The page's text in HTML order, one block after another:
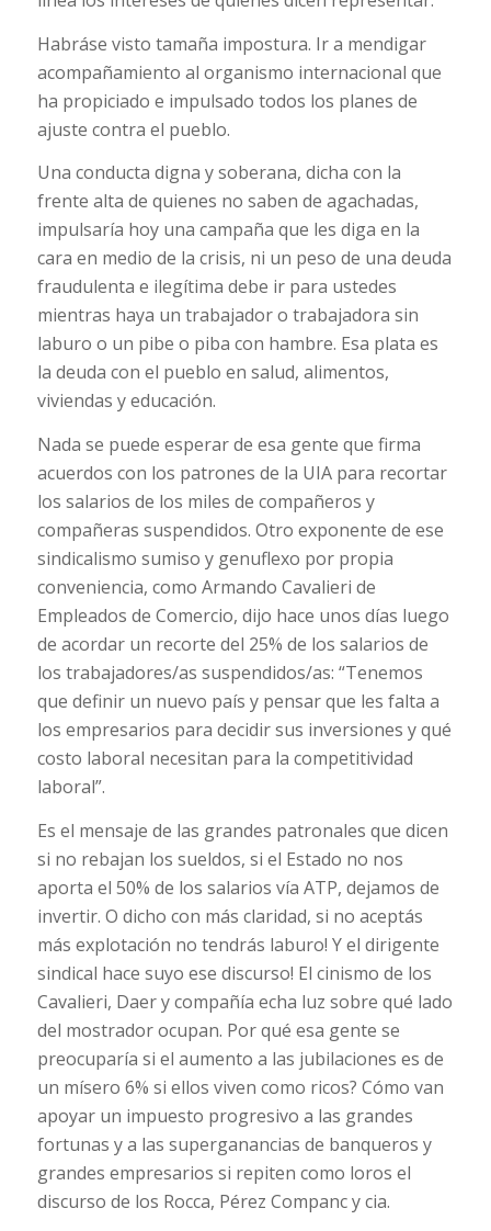
Habráse visto tamaña impostura. Ir a mendigar
acompañamiento al organismo internacional que
ha propiciado e impulsado todos los planes de
ajuste contra el pueblo.
Una conducta digna y soberana, dicha con la
frente alta de quienes no saben de agachadas,
impulsaría hoy una campaña que les diga en la
cara en medio de la crisis, ni un peso de una deuda
fraudulenta e ilegítima debe ir para ustedes
mientras haya un trabajador o trabajadora sin
laburo o un pibe o piba con hambre. Esa plata es
la deuda con el pueblo en salud, alimentos,
viviendas y educación.
Nada se puede esperar de esa gente que firma
acuerdos con los patrones de la UIA para recortar
los salarios de los miles de compañeros y
compañeras suspendidos. Otro exponente de ese
sindicalismo sumiso y genuflexo por propia
conveniencia, como Armando Cavalieri de
Empleados de Comercio, dijo hace unos días luego
de acordar un recorte del 25% de los salarios de
los trabajadores/as suspendidos/as: “Tenemos
que definir un nuevo país y pensar que les falta a
los empresarios para decidir sus inversiones y qué
costo laboral necesitan para la competitividad
laboral”.
Es el mensaje de las grandes patronales que dicen
si no rebajan los sueldos, si el Estado no nos
aporta el 50% de los salarios vía ATP, dejamos de
invertir. O dicho con más claridad, si no aceptás
más explotación no tendrás laburo! Y el dirigente
sindical hace suyo ese discurso! El cinismo de los
Cavalieri, Daer y compañía echa luz sobre qué lado
del mostrador ocupan. Por qué esa gente se
preocuparía si el aumento a las jubilaciones es de
un mísero 6% si ellos viven como ricos? Cómo van
apoyar un impuesto progresivo a las grandes
fortunas y a las superganancias de banqueros y
grandes empresarios si repiten como loros el
discurso de los Rocca, Pérez Companc y cia.